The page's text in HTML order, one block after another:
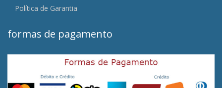
Política de Garantia
formas de pagamento